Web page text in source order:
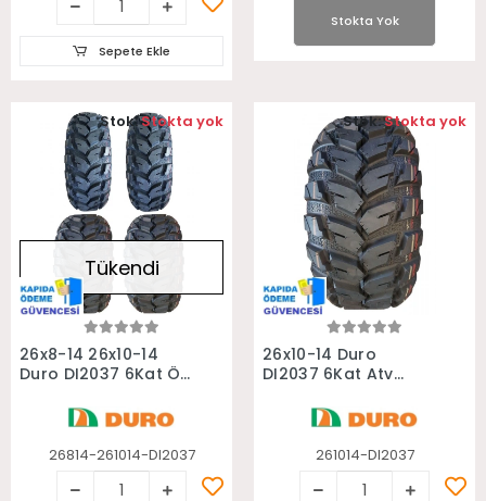
Sepete Ekle
Stokta Yok
Stokta Yok
Tükendi
26x8-14 26x10-14
Duro DI2037 6Kat Ön
Lastiği
26814-261014-DI2037
Stok:Stokta yok
Stokta Yok
26x10-14 Duro
DI2037 6Kat Atv
261014-DI2037
Stok:Stokta yok